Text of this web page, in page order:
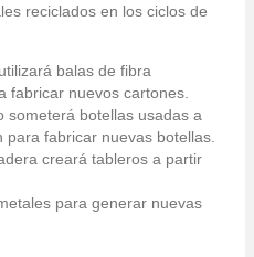
reciclados en los ciclos de
balas de fibra
fabricar nuevos cartones.
someterá botellas usadas a
fabricar nuevas botellas.
creará tableros a partir
para generar nuevas